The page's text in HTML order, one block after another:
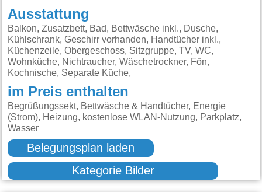
Ausstattung
Balkon, Zusatzbett, Bad, Bettwäsche inkl., Dusche,
Kühlschrank, Geschirr vorhanden, Handtücher inkl.,
Küchenzeile, Obergeschoss, Sitzgruppe, TV, WC,
Wohnküche, Nichtraucher, Wäschetrockner, Fön,
Kochnische, Separate Küche,
im Preis enthalten
Begrüßungssekt, Bettwäsche & Handtücher, Energie
(Strom), Heizung, kostenlose WLAN-Nutzung, Parkplatz,
Wasser
Belegungsplan laden
Kategorie Bilder